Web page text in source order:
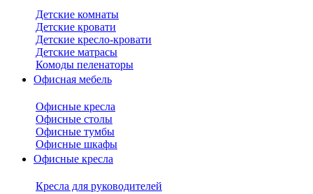
Детские комнаты
Детские кровати
Детские кресло-кровати
Детские матрасы
Комоды пеленаторы
Офисная мебель
Офисные кресла
Офисные столы
Офисные тумбы
Офисные шкафы
Офисные кресла
Кресла для руководителей